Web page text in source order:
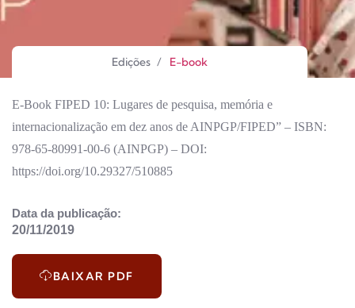
Edições / E-book
Data da publicação:
20/11/2019
BAIXAR PDF
E-Book FIPED 10: Lugares de pesquisa, memória e
internacionalização em dez anos de AINPGP/FIPED” – ISBN:
978-65-80991-00-6 (AINPGP) – DOI:
https://doi.org/10.29327/510885